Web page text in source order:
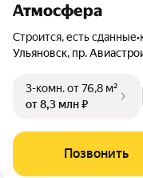
Атмосфера
Строится, есть сданные•
Ульяновск, пр.
3-комн.от 76,8 м²
от 8,3 млн ₽
Позвонить